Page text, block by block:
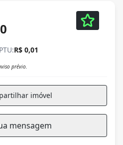
R$ 0,01
prévio.
imóvel
mensagem